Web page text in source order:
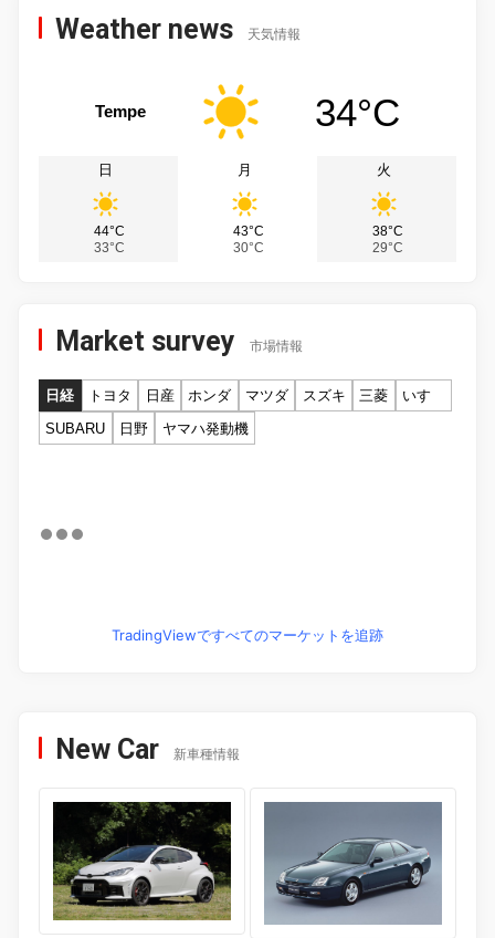
Weather news 天気情報
Tempe 34°C
日
44°C
33°C
月
43°C
30°C
火
38°C
29°C
Market survey 市場情報
日経 トヨタ 日産 ホンダ マツダ スズキ 三菱
いすゞ
SUBARU
日野 ヤマハ発動機
TradingViewですべてのマーケットを追跡
New Car 新車種情報